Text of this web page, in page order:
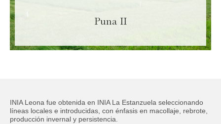
Puna II
INIA Leona fue obtenida en INIA La Estanzuela seleccionando
líneas locales e introducidas, con énfasis en macollaje, rebrote,
producción invernal y persistencia.
Apellido Obligatorio